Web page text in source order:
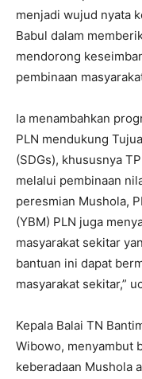
menjadi wujud nyata
Babul dalam
mendorong
pembinaan
Ia menambahkan
PLN mendukung
(SDGs), khususnya
melalui pembinaan
peresmian Mushola,
(YBM) PLN juga
masyarakat sekitar
bantuan ini dapat
masyarakat sekitar,”
Kepala Balai TN
Wibowo, menyambut
keberadaan Mushola